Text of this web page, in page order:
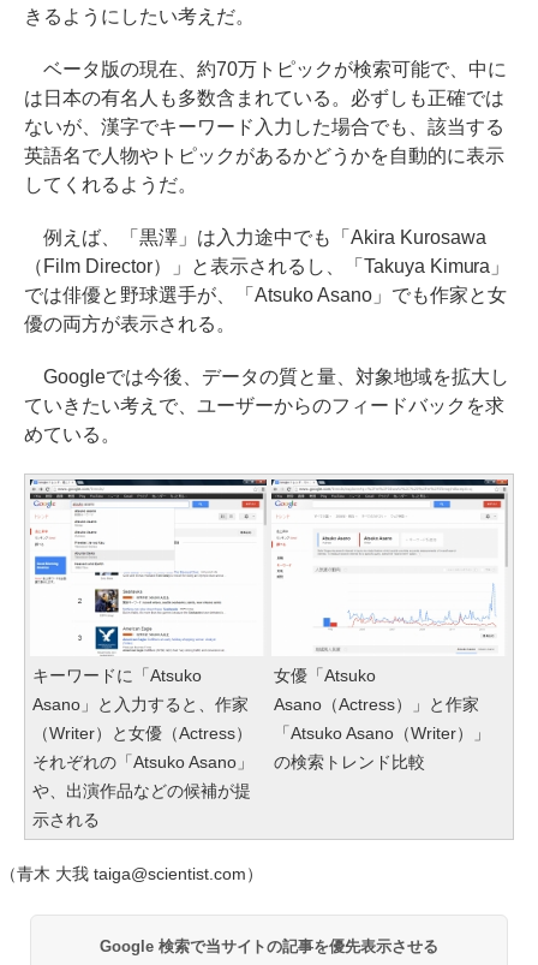
きるようにしたい考えだ。
ベータ版の現在、約70万トピックが検索可能で、中に
は日本の有名人も多数含まれている。必ずしも正確では
ないが、漢字でキーワード入力した場合でも、該当する
英語名で人物やトピックがあるかどうかを自動的に表示
してくれるようだ。
例えば、「黒澤」は入力途中でも「Akira Kurosawa
（Film Director）」と表示されるし、「Takuya Kimura」
では俳優と野球選手が、「Atsuko Asano」でも作家と女
優の両方が表示される。
Googleでは今後、データの質と量、対象地域を拡大し
ていきたい考えで、ユーザーからのフィードバックを求
めている。
キーワードに「Atsuko
Asano」と入力すると、作家
（Writer）と女優（Actress）
それぞれの「Atsuko Asano」
や、出演作品などの候補が提
示される
女優「Atsuko
Asano（Actress）」と作家
「Atsuko Asano（Writer）」
の検索トレンド比較
（青木 大我 taiga@scientist.com）
Google 検索で当サイトの記事を優先表示させる